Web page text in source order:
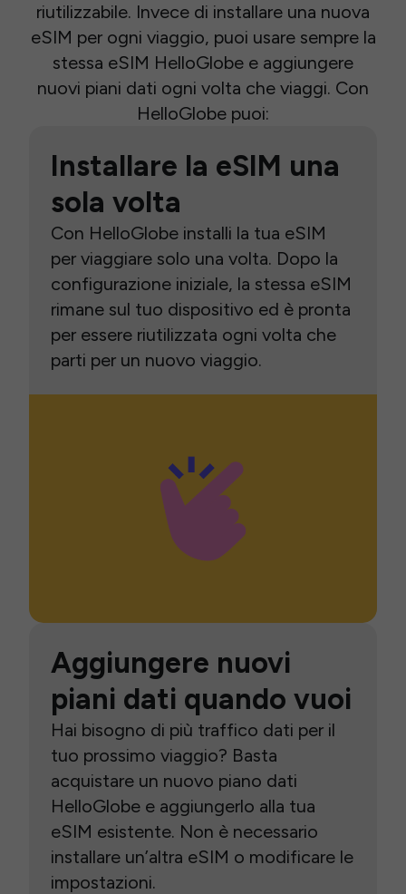
riutilizzabile. Invece di installare una nuova
eSIM per ogni viaggio, puoi usare sempre la
stessa eSIM HelloGlobe e aggiungere
nuovi piani dati ogni volta che viaggi. Con
HelloGlobe puoi:
Installare la eSIM una
sola volta
Con HelloGlobe installi la tua eSIM
per viaggiare solo una volta. Dopo la
configurazione iniziale, la stessa eSIM
rimane sul tuo dispositivo ed è pronta
per essere riutilizzata ogni volta che
parti per un nuovo viaggio.
Aggiungere nuovi
piani dati quando vuoi
Hai bisogno di più traffico dati per il
tuo prossimo viaggio? Basta
acquistare un nuovo piano dati
HelloGlobe e aggiungerlo alla tua
eSIM esistente. Non è necessario
installare un’altra eSIM o modificare le
impostazioni.